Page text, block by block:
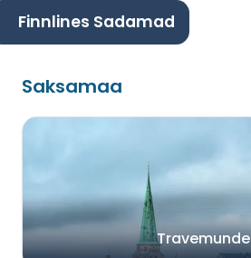
Finnlines Sadamad
Saksamaa
Travemunde